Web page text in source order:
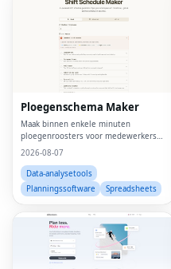
Ploegenschema Maker
Maak binnen enkele minuten
ploegenroosters voor medewerkers
met een eenvoudige online planner
2026-08-07
Data-analysetools
Planningssoftware
Spreadsheets